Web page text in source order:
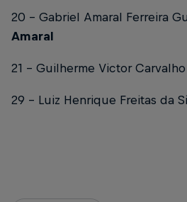
20 - Gabriel Amaral Ferreira
Amaral
21 - Guilherme Victor Carvalho
29 - Luiz Henrique Freitas da